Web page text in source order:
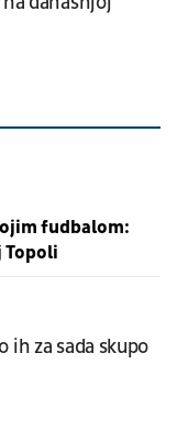
fudbalom:
Topoli
ih za sada skupo